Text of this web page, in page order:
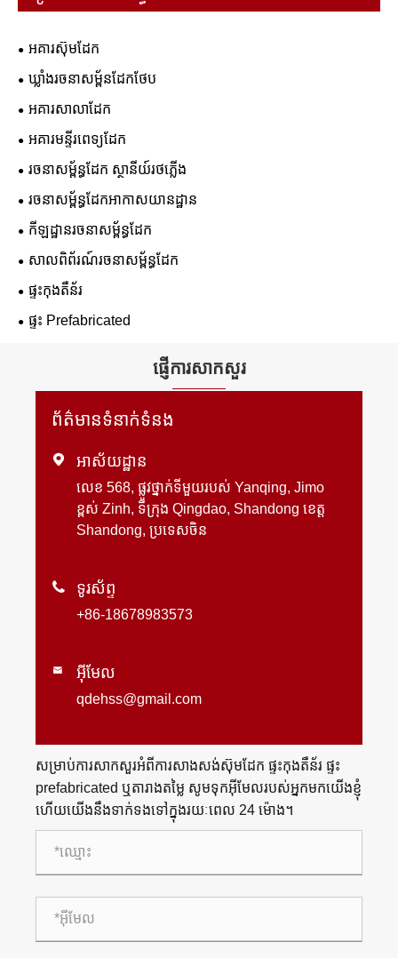
អគារស៊ុមដែក
ឃ្លាំងរចនាសម្ព័នដែកថែប
អគារសាលាដែក
អគារមន្ទីរពេទ្យដែក
រចនាសម្ព័ន្ធដែក ស្ថានីយ៍រថភ្លើង
រចនាសម្ព័ន្ធដែកអាកាសយានដ្ឋាន
កីឡដ្ឋានរចនាសម្ព័ន្ធដែក
សាលពិព័រណ៍រចនាសម្ព័ន្ធដែក
ផ្ទះកុងតឺន័រ
ផ្ទះ Prefabricated
ផ្ញើការសាកសួរ
ព័ត៌មានទំនាក់ទំនង
 អាស័យដ្ឋាន
លេខ 568, ផ្លូវថ្នាក់ទីមួយរបស់ Yanqing, Jimo
ខ្ពស់ Zinh, ទីក្រុង Qingdao, Shandong ខេត្ត
Shandong, ប្រទេសចិន
 ទូរស័ព្ទ
+86-18678983573
 អ៊ីមែល
qdehss@gmail.com
សម្រាប់ការសាកសួរអំពីការសាងសង់ស៊ុមដែក ផ្ទះកុងតឺន័រ ផ្ទះ
prefabricated ឬតារាងតម្លៃ សូមទុកអ៊ីមែលរបស់អ្នកមកយើងខ្ញុំ
ហើយយើងនឹងទាក់ទងទៅក្នុងរយៈពេល 24 ម៉ោង។